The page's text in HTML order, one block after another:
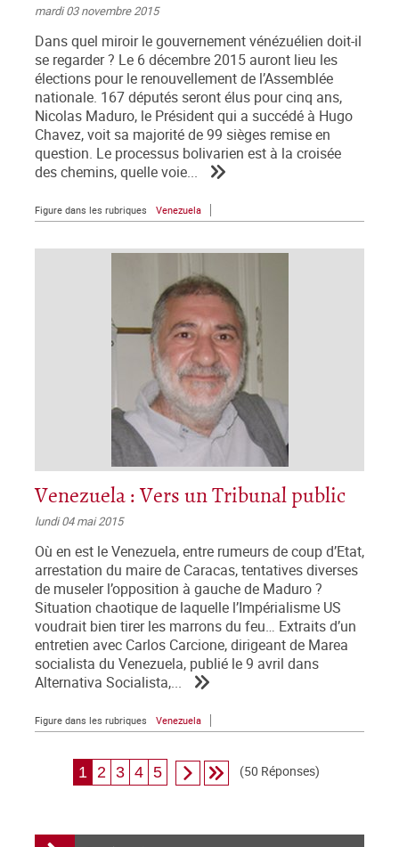
mardi 03 novembre 2015
Dans quel miroir le gouvernement vénézuélien doit-il
se regarder ? Le 6 décembre 2015 auront lieu les
élections pour le renouvellement de l’Assemblée
nationale. 167 députés seront élus pour cinq ans,
Nicolas Maduro, le Président qui a succédé à Hugo
Chavez, voit sa majorité de 99 sièges remise en
question. Le processus bolivarien est à la croisée
des chemins, quelle voie...
Figure dans les rubriques Venezuela
Venezuela : Vers un Tribunal public
lundi 04 mai 2015
Où en est le Venezuela, entre rumeurs de coup d’Etat,
arrestation du maire de Caracas, tentatives diverses
de museler l’opposition à gauche de Maduro ?
Situation chaotique de laquelle l’Impérialisme US
voudrait bien tirer les marrons du feu… Extraits d’un
entretien avec Carlos Carcione, dirigeant de Marea
socialista du Venezuela, publié le 9 avril dans
Alternativa Socialista,...
Figure dans les rubriques Venezuela
1 2 3 4 5 (50 Réponses)